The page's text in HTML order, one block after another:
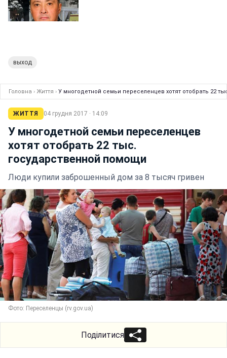
выход
Головна › Життя › У многодетной семьи переселенцев хотят отобрать 22
ЖИТТЯ 04 грудня 2017 · 14:09
У многодетной семьи переселенцев
хотят отобрать 22 тыс.
государственной помощи
Люди купили заброшенный дом за 8 тысяч гривен
Фото: Переселенцы (rv.gov.ua)
Поділитися